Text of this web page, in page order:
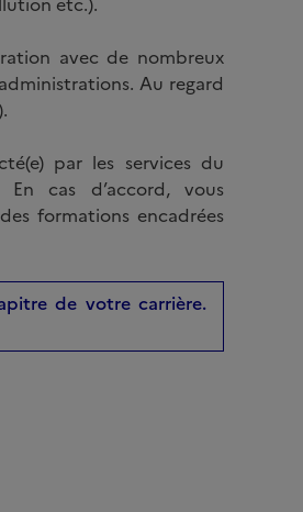
avec de nombreux
Au regard
par les services du
cas d’accord, vous
formations encadrées
de votre carrière.